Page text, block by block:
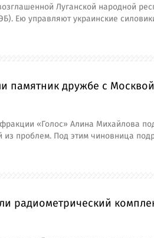
Луганской народной
Ею управляют украинские
памятник дружбе с
«Голос» Алина Михайлова
из проблем. Под этим чиновница
радиометрический